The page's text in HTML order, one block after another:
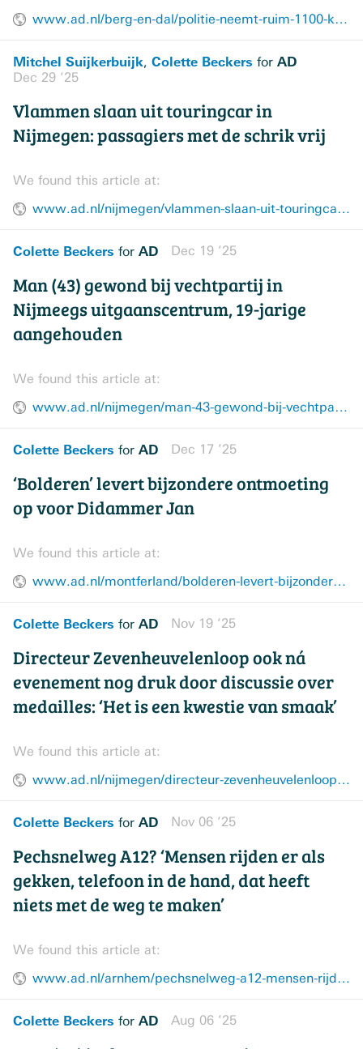
www.ad.nl/berg-en-dal/politie-neemt-ruim-1100-kilo-vuurwerk-in-beslag-op-duitse-grens~aeca54ab/
Mitchel Suijkerbuijk, Colette Beckers for AD
Dec 29 ’25
Vlammen slaan uit touringcar in
Nijmegen: passagiers met de schrik vrij
We found this article at:
www.ad.nl/nijmegen/vlammen-slaan-uit-touringcar-in-nijmegen-passagiers-met-de-schrik-vrij~a7be1e7c/
Colette Beckers for AD Dec 19 ’25
Man (43) gewond bij vechtpartij in
Nijmeegs uitgaanscentrum, 19-jarige
aangehouden
We found this article at:
www.ad.nl/nijmegen/man-43-gewond-bij-vechtpartij-in-nijmeegs-uitgaanscentrum-19-jarige-aangehouden~a6669e55/
Colette Beckers for AD Dec 17 ’25
‘Bolderen’ levert bijzondere ontmoeting
op voor Didammer Jan
We found this article at:
www.ad.nl/montferland/bolderen-levert-bijzondere-ontmoeting-op-voor-didammer-jan~a024dad6/
Colette Beckers for AD Nov 19 ’25
Directeur Zevenheuvelenloop ook ná
evenement nog druk door discussie over
medailles: ‘Het is een kwestie van smaak’
We found this article at:
www.ad.nl/nijmegen/directeur-zevenheuvelenloop-ook-na-evenement-nog-druk-door-discussie-over-medailles-het-is-een-kwestie-van-smaak~a181db0e/
Colette Beckers for AD Nov 06 ’25
Pechsnelweg A12? ‘Mensen rijden er als
gekken, telefoon in de hand, dat heeft
niets met de weg te maken’
We found this article at:
www.ad.nl/arnhem/pechsnelweg-a12-mensen-rijden-er-als-gekken-telefoon-in-de-hand-dat-heeft-niets-met-de-weg-te-maken~a835e7ce/
Colette Beckers for AD Aug 06 ’25